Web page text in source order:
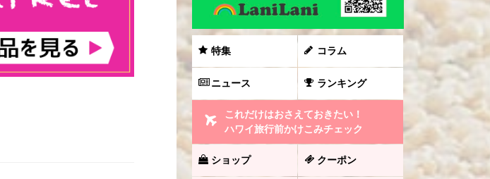
特集 コラム
ニュース ランキング
これだけはおさえておきたい！
ハワイ旅行前かけこみチェック
ショップ クーポン